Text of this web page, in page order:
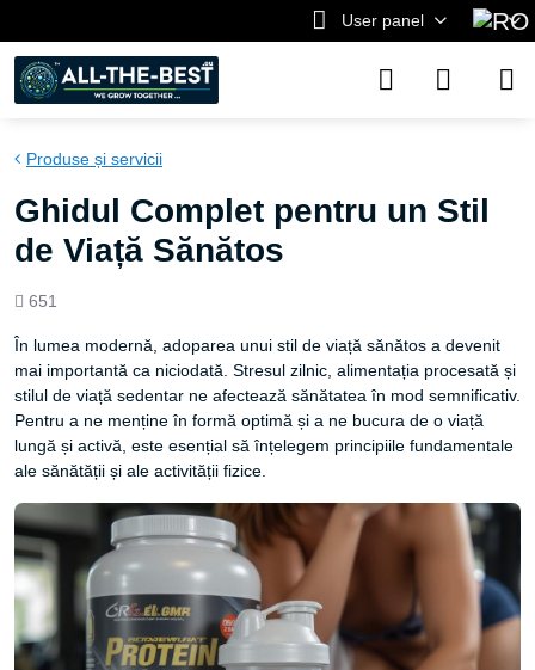
User panel
Produse și servicii
Ghidul Complet pentru un Stil
de Viață Sănătos
Views
651
În lumea modernă, adoparea unui stil de viață sănătos a devenit
mai importantă ca niciodată. Stresul zilnic, alimentația procesată și
stilul de viață sedentar ne afectează sănătatea în mod semnificativ.
Pentru a ne menține în formă optimă și a ne bucura de o viață
lungă și activă, este esențial să înțelegem principiile fundamentale
ale sănătății și ale activității fizice.